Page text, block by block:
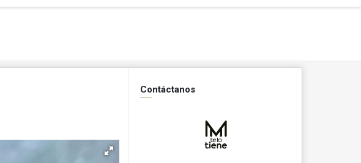
Contáctanos